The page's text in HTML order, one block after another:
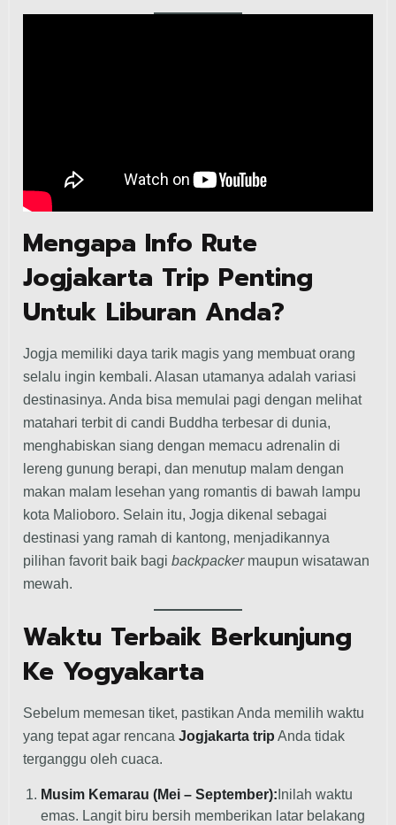
Mengapa Info Rute
Jogjakarta Trip Penting
Untuk Liburan Anda?
Jogja memiliki daya tarik magis yang membuat orang
selalu ingin kembali. Alasan utamanya adalah variasi
destinasinya. Anda bisa memulai pagi dengan melihat
matahari terbit di candi Buddha terbesar di dunia,
menghabiskan siang dengan memacu adrenalin di
lereng gunung berapi, dan menutup malam dengan
makan malam lesehan yang romantis di bawah lampu
kota Malioboro. Selain itu, Jogja dikenal sebagai
destinasi yang ramah di kantong, menjadikannya
pilihan favorit baik bagi backpackermaupun wisatawan
mewah.
Waktu Terbaik Berkunjung
Ke Yogyakarta
Sebelum memesan tiket, pastikan Anda memilih waktu
yang tepat agar rencana Jogjakarta trip Anda tidak
terganggu oleh cuaca.
Musim Kemarau (Mei – September): Inilah waktu
emas. Langit biru bersih memberikan latar belakang